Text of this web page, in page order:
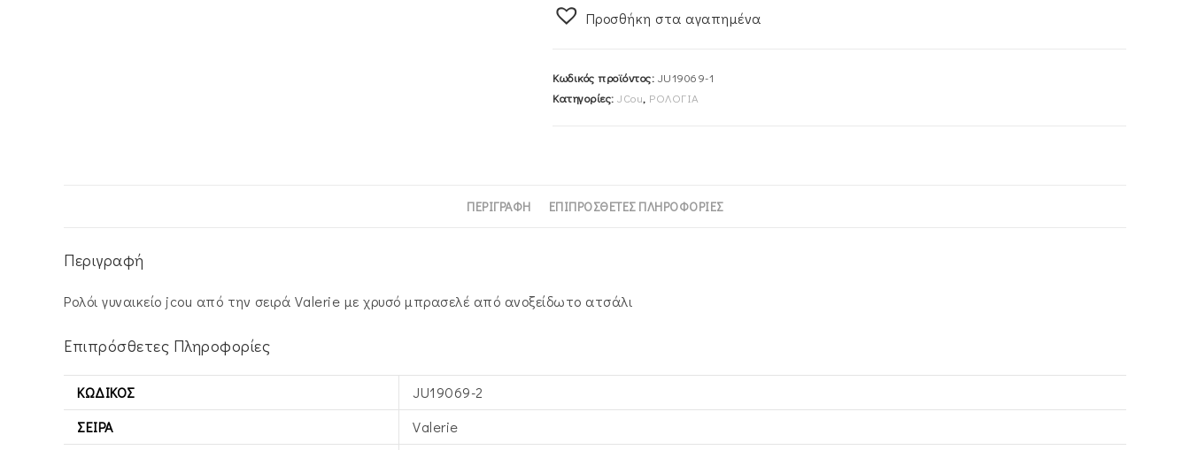
Valerie
ποσότητα
Προσθήκη στα αγαπημένα
Κωδικός προϊόντος: JU19069-1
Κατηγορίες: JCou, ΡΟΛΟΓΙΑ
ΠΕΡΙΓΡΑΦΉ ΕΠΙΠΡΌΣΘΕΤΕΣ ΠΛΗΡΟΦΟΡΊΕΣ
Περιγραφή
Ρολόι γυναικείο jcou από την σειρά Valerie με χρυσό μπρασελέ από ανοξείδωτο ατσάλι
Επιπρόσθετες Πληροφορίες
ΚΩΔΙΚΌΣ
JU19069-2
ΣΕΙΡΆ
Valerie